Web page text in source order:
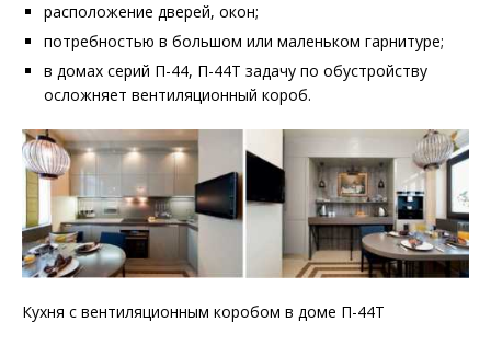
расположение дверей, окон;
потребностью в большом или маленьком гарнитуре;
в домах серий П-44, П-44Т задачу по обустройству
осложняет вентиляционный короб.
Кухня с вентиляционным коробом в доме П-44Т